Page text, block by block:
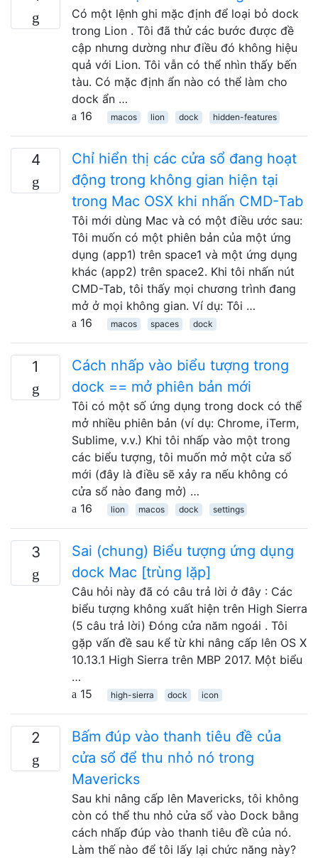
Có một lệnh ghi mặc định để loại bỏ dock
trong Lion . Tôi đã thử các bước được đề
cập nhưng dường như điều đó không hiệu
quả với Lion. Tôi vẫn có thể nhìn thấy bến
tàu. Có mặc định ẩn nào có thể làm cho
dock ẩn …
16
macos lion dock hidden-features
4
Chỉ hiển thị các cửa sổ đang hoạt
động trong không gian hiện tại
trong Mac OSX khi nhấn CMD-Tab
Tôi mới dùng Mac và có một điều ước sau:
Tôi muốn có một phiên bản của một ứng
dụng (app1) trên space1 và một ứng dụng
khác (app2) trên space2. Khi tôi nhấn nút
CMD-Tab, tôi thấy mọi chương trình đang
mở ở mọi không gian. Ví dụ: Tôi …
16
macos spaces dock
1
Cách nhấp vào biểu tượng trong
dock == mở phiên bản mới
Tôi có một số ứng dụng trong dock có thể
mở nhiều phiên bản (ví dụ: Chrome, iTerm,
Sublime, v.v.) Khi tôi nhấp vào một trong
các biểu tượng, tôi muốn mở một cửa sổ
mới (đây là điều sẽ xảy ra nếu không có
cửa sổ nào đang mở) …
16
lion macos dock settings
3
Sai (chung) Biểu tượng ứng dụng
dock Mac [trùng lặp]
Câu hỏi này đã có câu trả lời ở đây : Các
biểu tượng không xuất hiện trên High Sierra
(5 câu trả lời) Đóng cửa năm ngoái . Tôi
gặp vấn đề sau kể từ khi nâng cấp lên OS X
10.13.1 High Sierra trên MBP 2017. Một biểu
…
15
high-sierra dock icon
2
Bấm đúp vào thanh tiêu đề của
cửa sổ để thu nhỏ nó trong
Mavericks
Sau khi nâng cấp lên Mavericks, tôi không
còn có thể thu nhỏ cửa sổ vào Dock bằng
cách nhấp đúp vào thanh tiêu đề của nó.
Làm thế nào để tôi lấy lại chức năng này?